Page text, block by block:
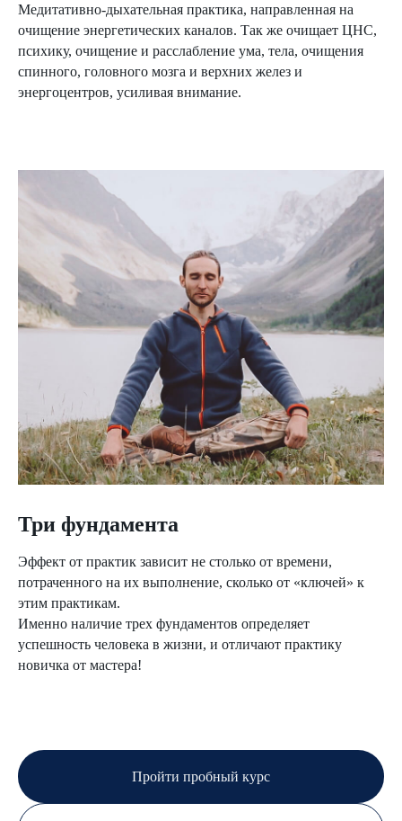
Медитативно-дыхательная практика, направленная на
очищение энергетических каналов. Так же очищает ЦНС,
психику, очищение и расслабление ума, тела, очищения
спинного, головного мозга и верхних желез и
энергоцентров, усиливая внимание.
Три фундамента
Эффект от практик зависит не столько от времени,
потраченного на их выполнение, сколько от «ключей» к
этим практикам.
Именно наличие трех фундаментов определяет
успешность человека в жизни, и отличают практику
новичка от мастера!
Пройти пробный курс